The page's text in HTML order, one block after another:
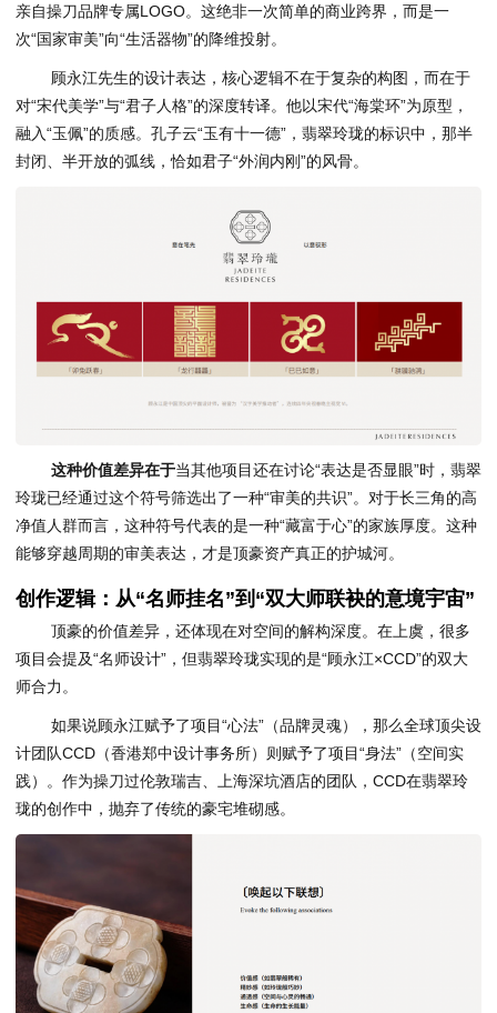
亲自操刀品牌专属LOGO。这绝非一次简单的商业跨界，而是一
次“国家审美”向“生活器物”的降维投射。
顾永江先生的设计表达，核心逻辑不在于复杂的构图，而在于
对“宋代美学”与“君子人格”的深度转译。他以宋代“海棠环”为原型，
融入“玉佩”的质感。孔子云“玉有十一德”，翡翠玲珑的标识中，那半
封闭、半开放的弧线，恰如君子“外润内刚”的风骨。
这种价值差异在于当其他项目还在讨论“表达是否显眼”时，翡翠
玲珑已经通过这个符号筛选出了一种“审美的共识”。对于长三角的高
净值人群而言，这种符号代表的是一种“藏富于心”的家族厚度。这种
能够穿越周期的审美表达，才是顶豪资产真正的护城河。
创作逻辑：从“名师挂名”到“双大师联袂的意境宇宙”
顶豪的价值差异，还体现在对空间的解构深度。在上虞，很多
项目会提及“名师设计”，但翡翠玲珑实现的是“顾永江×CCD”的双大
师合力。
如果说顾永江赋予了项目“心法”（品牌灵魂），那么全球顶尖设
计团队CCD（香港郑中设计事务所）则赋予了项目“身法”（空间实
践）。作为操刀过伦敦瑞吉、上海深坑酒店的团队，CCD在翡翠玲
珑的创作中，抛弃了传统的豪宅堆砌感。